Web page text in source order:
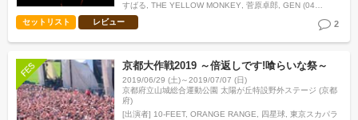
すばる
THE YELLOW MONKEY 菅原卓郎 GEN (04
Limited Sazabys)
セットリスト レビュー 2
京都大作戦2019 ～倍返しです!喰らいな祭～
2019/06/29 (土)～2019/07/07 (日)
京都府立山城総合運動公園 太陽が丘特設野外ステージ (京都
府)
[出演者] 10-FEET, ORANGE RANGE, 四星球, 東京スカパラ